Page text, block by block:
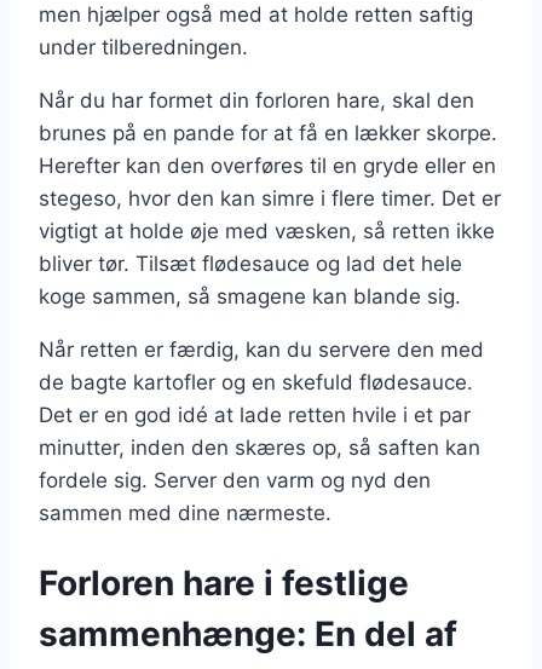
men hjælper også med at holde retten saftig
under tilberedningen.
Når du har formet din forloren hare, skal den
brunes på en pande for at få en lækker skorpe.
Herefter kan den overføres til en gryde eller en
stegeso, hvor den kan simre i flere timer. Det er
vigtigt at holde øje med væsken, så retten ikke
bliver tør. Tilsæt flødesauce og lad det hele
koge sammen, så smagene kan blande sig.
Når retten er færdig, kan du servere den med
de bagte kartofler og en skefuld flødesauce.
Det er en god idé at lade retten hvile i et par
minutter, inden den skæres op, så saften kan
fordele sig. Server den varm og nyd den
sammen med dine nærmeste.
Forloren hare i festlige
sammenhænge: En del af